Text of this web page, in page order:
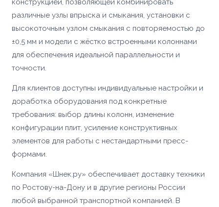
конструкцией, позволяющей комбинировать
различные узлы впрыска и смыкания, установки с
высокоточным узлом смыкания с повторяемостью до
±0,5 мм и модели с жёстко встроенными колоннами
для обеспечения идеальной параллельности и
точности.
Для клиентов доступны индивидуальные настройки и
доработка оборудования под конкретные
требования: выбор длины колонн, изменение
конфигурации плит, усиление конструктивных
элементов для работы с нестандартными пресс-
формами.
Компания «Шнек.ру» обеспечивает доставку техники
по Ростову-на-Дону и в другие регионы России
любой выбранной транспортной компанией. В
Товар
Способ оплаты
Номер телефона *
Телефон *
Ваше имя *
Телефон *
Сообщение
Согласен с условиями политики
конфиденциальностииправилами обработки
ОПТИМИЗАЦИЯ
УПАКОВКИ С
ПАЛЛЕТООБМОТЧИКОМ
YJPO-1650-K
Купить